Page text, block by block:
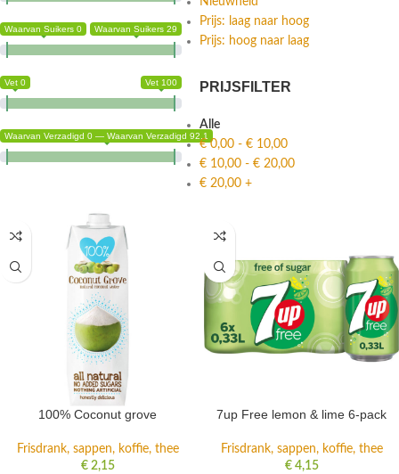
Waarvan Suikers 0 Waarvan Suikers 29
Vet 0 Vet 100
Waarvan Verzadigd 0 — Waarvan Verzadigd 92.1
Prijs: laag naar hoog
Prijs: hoog naar laag
PRIJSFILTER
Alle
€0,00 - € 10,00
€ 10,00 - € 20,00
€ 20,00 +
100% Coconut grove
Frisdrank, sappen, koffie, thee
€2,15
7up Free lemon & lime 6-pack
Frisdrank, sappen, koffie, thee
€4,15